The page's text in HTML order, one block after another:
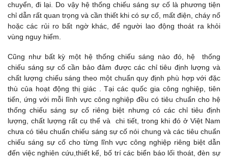
chuyển, đi lại. Do vậy hệ thống chiếu sáng sự cố là phương tiện
chỉ dẫn rất quan trọng và cần thiết khi có sự cố, mất điện, cháy nổ
hoặc các rủi ro bất ngờ khác, để người lao động thoát ra khỏi
vùng nguy hiểm.
Cũng như bất kỳ một hệ thống chiếu sáng nào đó, hệ thống
chiếu sáng sự cố cần bảo đảm được các chỉ tiêu định lượng và
chất lượng chiếu sáng theo một chuẩn quy định phù hợp với đặc
thù của hoạt động thị giác . Tại các quốc gia công nghiệp, tiên
tiến, ứng với mỗi lĩnh vực công nghiệp đều có tiêu chuẩn cho hệ
thống chiếu sáng sự cố riêng biệt nhưng có các chỉ tiêu định
lượng, chất lượng rất cụ thể và chi tiết, trong khi đó ở Việt Nam
chưa có tiêu chuẩn chiếu sáng sự cố nói chung và các tiêu chuẩn
chiếu sáng sự cố cho từng lĩnh vực công nghiệp riêng biệt dẫn
đến việc nghiên cứu,thiết kế, bố trí các biển báo lối thoát, đèn sự